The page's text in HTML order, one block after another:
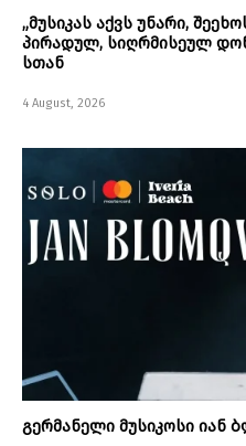
„მუსიკას აქვს უნარი,
პირადულ, სიღრმისეულ
სთან
4 August, 2026
გერმანელი მუსიკოსი იან